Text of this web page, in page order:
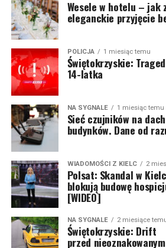
Wesele w hotelu – jak
eleganckie przyjęcie
POLICJA 1 miesiąc temu
Świętokrzyskie:
14-latka
NA SYGNALE 1 miesiąc temu
Sieć czujników na
budynków. Dane od
WIADOMOŚCI Z KIELC 2
Polsat: Skandal w
blokują budowę
[WIDEO]
NA SYGNALE 2 miesiące
Świętokrzyskie: Drift
przed